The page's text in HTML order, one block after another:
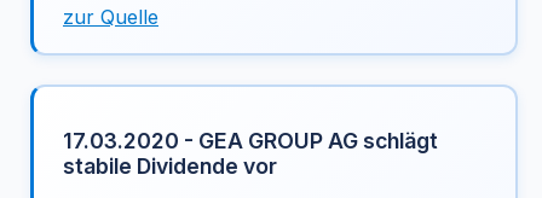
zur Quelle
17.03.2020 - GEA GROUP AG schlägt
stabile Dividende vor